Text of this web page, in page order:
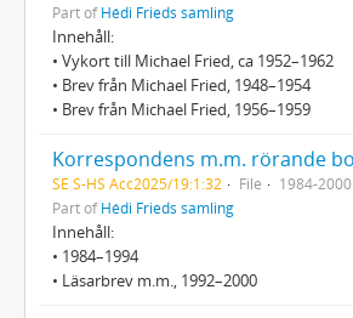
Part ofHédi Frieds samling
Innehåll:
• Vykort till Michael Fried, ca 1952–1962
• Brev från Michael Fried, 1948–1954
• Brev från Michael Fried, 1956–1959
SE S-HS Acc2025/19:1:32 File
1984-2000
Part ofHédi Frieds samling
Innehåll:
• 1984–1994
• Läsarbrev m.m., 1992–2000